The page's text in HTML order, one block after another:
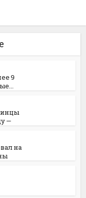
9
—
на